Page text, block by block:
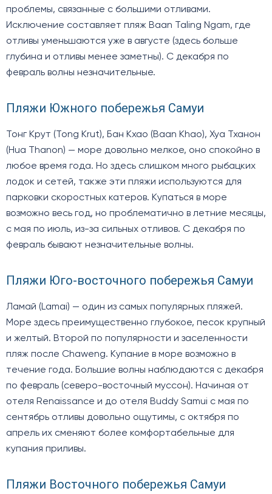
проблемы, связанные с большими отливами.
Исключение составляет пляж Baan Taling Ngam, где
отливы уменьшаются уже в августе (здесь больше
глубина и отливы менее заметны). С декабря по
февраль волны незначительные.
Пляжи Южного побережья Самуи
Тонг Крут (Tong Krut), Бан Кхао (Baan Khao), Хуа Тханон
(Hua Thanon) — море довольно мелкое, оно спокойно в
любое время года. Но здесь слишком много рыбацких
лодок и сетей, также эти пляжи используются для
парковки скоростных катеров. Купаться в море
возможно весь год, но проблематично в летние месяцы,
с мая по июль, из-за сильных отливов. С декабря по
февраль бывают незначительные волны.
Пляжи Юго-восточного побережья Самуи
Ламай (Lamai) — один из самых популярных пляжей.
Море здесь преимущественно глубокое, песок крупный
и желтый. Второй по популярности и заселенности
пляж после Chaweng. Купание в море возможно в
течение года. Большие волны наблюдаются с декабря
по февраль (северо-восточный муссон). Начиная от
отеля Renaissance и до отеля Buddy Samui с мая по
сентябрь отливы довольно ощутимы, с октября по
апрель их сменяют более комфортабельные для
купания приливы.
Пляжи Восточного побережья Самуи